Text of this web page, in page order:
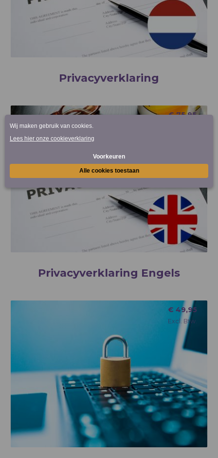
Privacyverklaring
Privacyverklaring Engels
€75,95
€ 49,95
Excl. Btw.